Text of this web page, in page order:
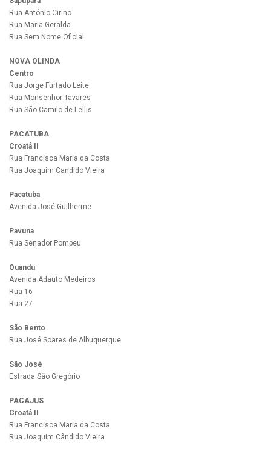
Rua Antônio Cirino
Rua Maria Geralda
Rua Sem Nome Oficial
NOVA OLINDA
Centro
Rua Jorge Furtado Leite
Rua Monsenhor Tavares
Rua São Camilo de Lellis
PACATUBA
Croatá II
Rua Francisca Maria da Costa
Rua Joaquim Candido Vieira
Pacatuba
Avenida José Guilherme
Pavuna
Rua Senador Pompeu
Quandu
Avenida Adauto Medeiros
Rua 16
Rua 27
São Bento
Rua José Soares de Albuquerque
São José
Estrada São Gregório
PACAJUS
Croatá II
Rua Francisca Maria da Costa
Rua Joaquim Cândido Vieira